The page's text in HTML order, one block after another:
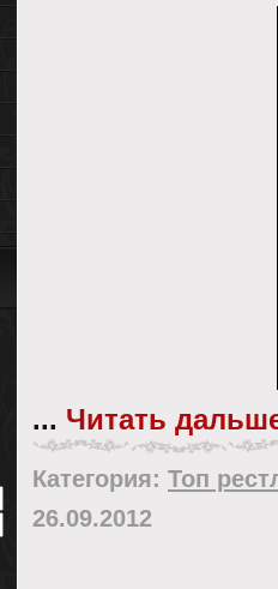
... Читать
Категория: Топ
26.09.2012